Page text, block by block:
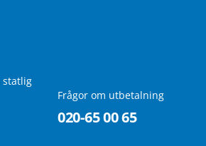
statlig
Frågor om utbetalning
020-65 00 65